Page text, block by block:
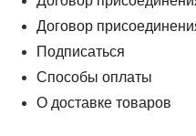
Договор
Подписаться
Способы оплаты
О доставке товаров